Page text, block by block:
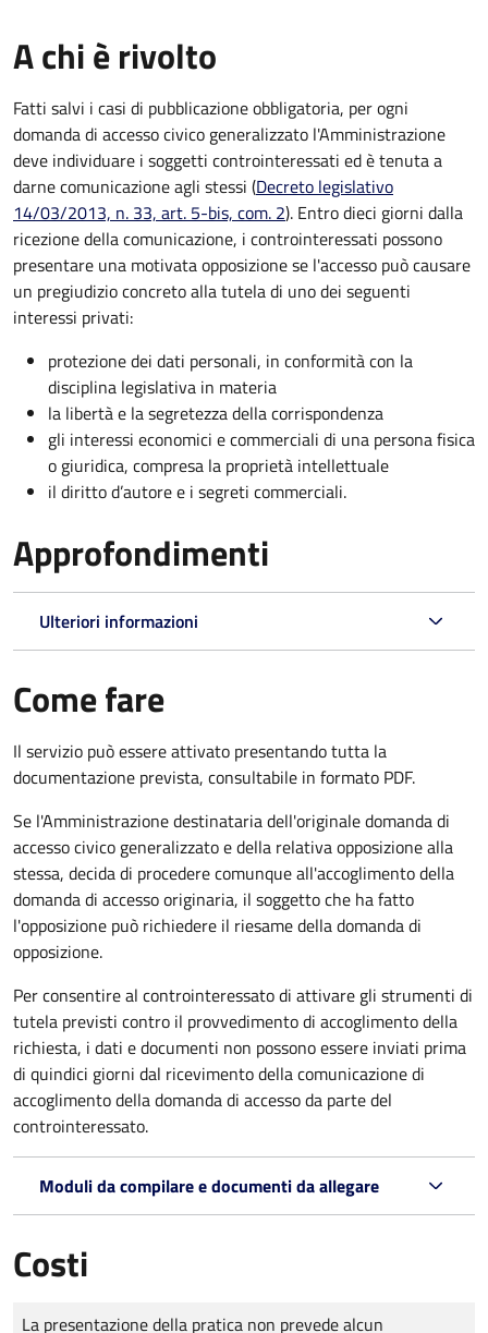
A chi è rivolto
Fatti salvi i casi di pubblicazione obbligatoria, per ogni
domanda di accesso civico generalizzato l'Amministrazione
deve individuare i soggetti controinteressati ed è tenuta a
darne comunicazione agli stessi (Decreto legislativo
14/03/2013, n. 33, art. 5-bis, com. 2). Entro dieci giorni dalla
ricezione della comunicazione, i controinteressati possono
presentare una motivata opposizione se l'accesso può causare
un pregiudizio concreto alla tutela di uno dei seguenti
interessi privati:
protezione dei dati personali, in conformità con la
disciplina legislativa in materia
la libertà e la segretezza della corrispondenza
gli interessi economici e commerciali di una persona fisica
o giuridica, compresa la proprietà intellettuale
il diritto d’autore e i segreti commerciali.
Approfondimenti
Ulteriori informazioni
Come fare
Il servizio può essere attivato presentando tutta la
documentazione prevista, consultabile in formato PDF.
Se l'Amministrazione destinataria dell'originale domanda di
accesso civico generalizzato e della relativa opposizione alla
stessa, decida di procedere comunque all'accoglimento della
domanda di accesso originaria, il soggetto che ha fatto
l'opposizione può richiedere il riesame della domanda di
opposizione.
Per consentire al controinteressato di attivare gli strumenti di
tutela previsti contro il provvedimento di accoglimento della
richiesta, i dati e documenti non possono essere inviati prima
di quindici giorni dal ricevimento della comunicazione di
accoglimento della domanda di accesso da parte del
controinteressato.
Moduli da compilare e documenti da allegare
Costi
Tipo di pagamento
Importo
La presentazione della pratica non prevede alcun